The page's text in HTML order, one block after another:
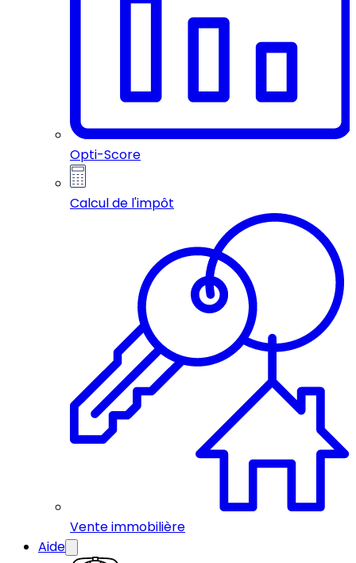
Opti-Score
Calcul de l'impôt
Vente immobilière
Aide